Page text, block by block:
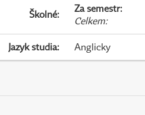
Školné: Za semestr:
Celkem:
Jazyk studia: Anglicky